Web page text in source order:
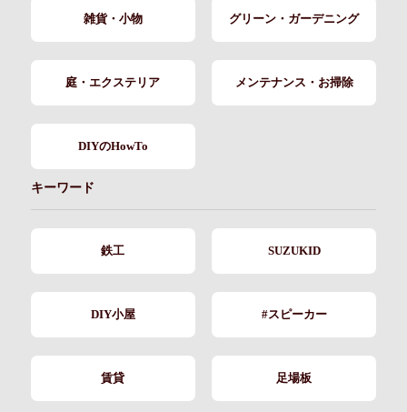
雑貨・小物 グリーン・ガーデニング
庭・エクステリア メンテナンス・お掃除
DIYのHowTo
キーワード
鉄工 SUZUKID
DIY小屋 #スピーカー
賃貸 足場板